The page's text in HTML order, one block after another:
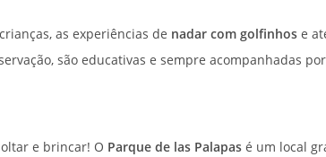
as experiências de nadar com golfinhose
são educativas e sempre acompanhadas
e brincar! O Parque de las Palapasé um local